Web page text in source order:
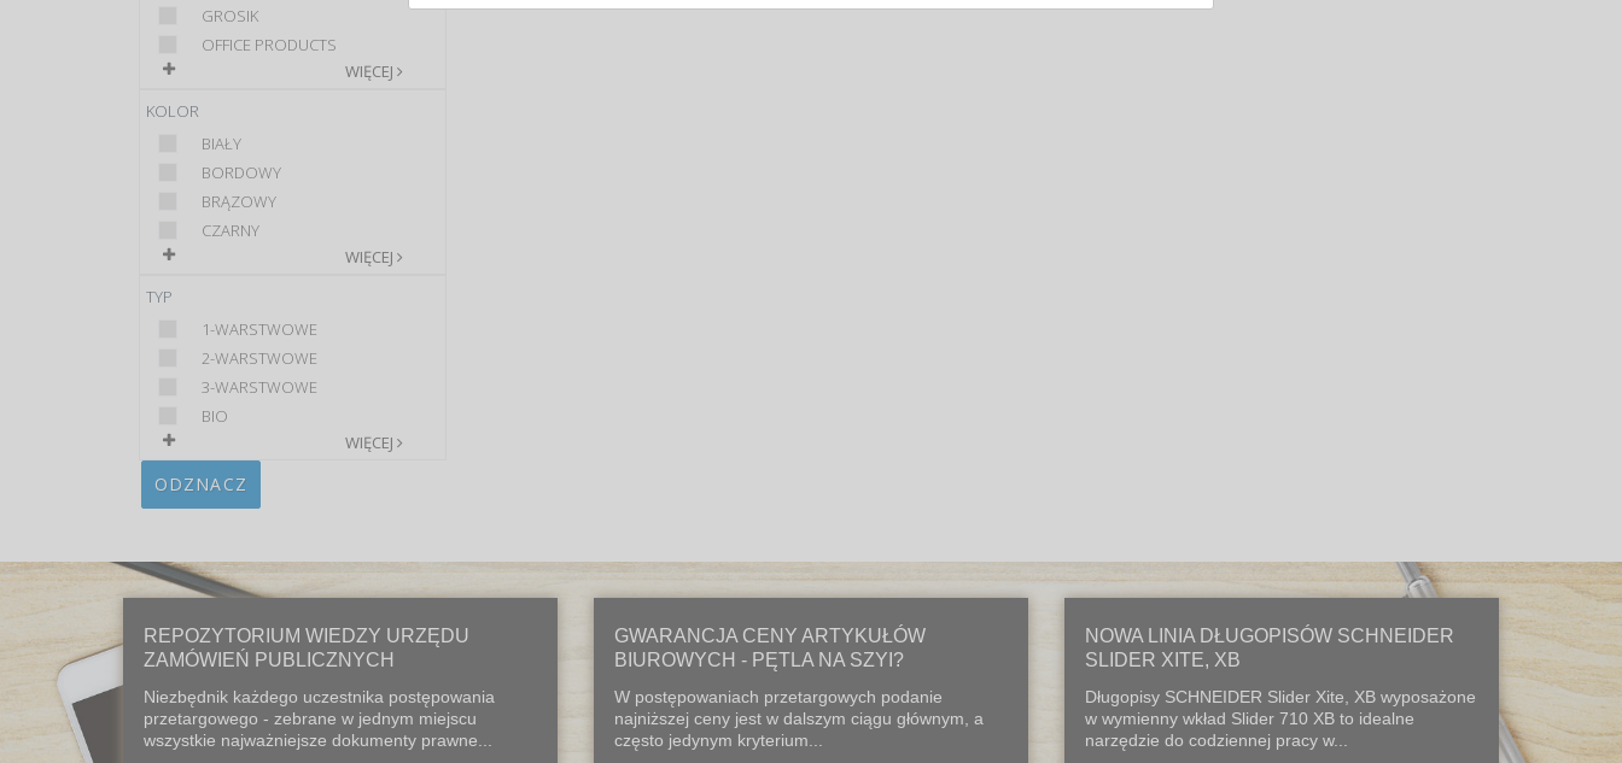
GROSIK
OFFICE PRODUCTS
WIĘCEJ
KOLOR
BIAŁY
BORDOWY
BRĄZOWY
CZARNY
WIĘCEJ
TYP
1-WARSTWOWE
2-WARSTWOWE
3-WARSTWOWE
BIO
WIĘCEJ
ODZNACZ
REPOZYTORIUM WIEDZY URZĘDU
ZAMÓWIEŃ PUBLICZNYCH
Niezbędnik każdego uczestnika postępowania
przetargowego - zebrane w jednym miejscu
wszystkie najważniejsze dokumenty prawne...
GWARANCJA CENY ARTYKUŁÓW
BIUROWYCH - PĘTLA NA SZYI?
W postępowaniach przetargowych podanie
najniższej ceny jest w dalszym ciągu głównym, a
często jedynym kryterium...
NOWA LINIA DŁUGOPISÓW SCHNEIDER
SLIDER XITE, XB
Długopisy SCHNEIDER Slider Xite, XB wyposażone
w wymienny wkład Slider 710 XB to idealne
narzędzie do codziennej pracy w...